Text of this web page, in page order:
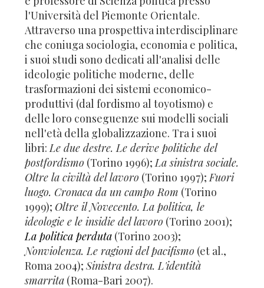
l'Università del Piemonte Orientale.
Attraverso una prospettiva interdisciplinare
che coniuga sociologia, economia e politica,
i suoi studi sono dedicati all'analisi delle
ideologie politiche moderne, delle
trasformazioni dei sistemi economico-
produttivi (dal fordismo al toyotismo) e
delle loro conseguenze sui modelli sociali
nell'età della globalizzazione. Tra i suoi
libri:Le due destre. Le derive politiche del
postfordismo (Torino 1996);La sinistra sociale.
Oltre la civiltà del lavoro (Torino 1997);Fuori
luogo. Cronaca da un campo Rom (Torino
1999); Oltre il Novecento. La politica, le
ideologie e le insidie del lavoro (Torino 2001);
La politica perduta (Torino 2003);
Nonviolenza. Le ragioni del pacifismo (et al.,
Roma 2004);Sinistra destra. L'identità
smarrita (Roma-Bari 2007).